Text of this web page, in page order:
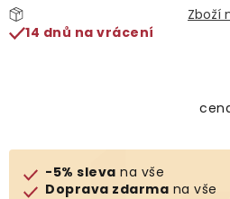
Klub výhod
14 dnů na vrácení
-5% sleva na vše
Doprava zdarma na vše